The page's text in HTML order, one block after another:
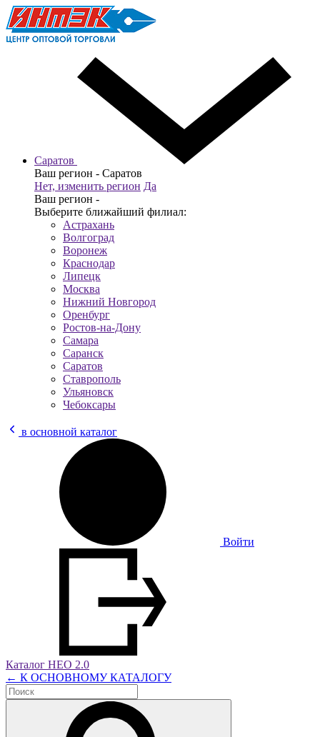
Саратов
Ваш регион - Саратов
Нет, изменить регион Да
Ваш регион -
Выберите ближайший филиал:
Астрахань
Волгоград
Воронеж
Краснодар
Липецк
Москва
Нижний Новгород
Оренбург
Ростов-на-Дону
Самара
Саранск
Саратов
Ставрополь
Ульяновск
Чебоксары
в основной каталог
Войти
Каталог НЕО 2.0
← К ОСНОВНОМУ КАТАЛОГУ